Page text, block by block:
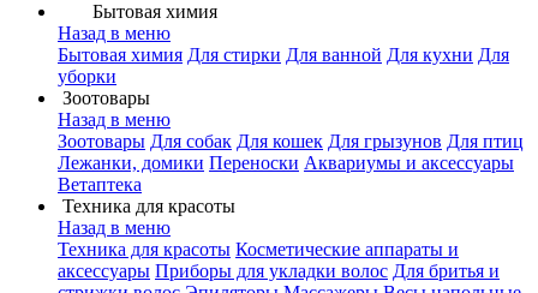
Бытовая химия
Назад в меню
Бытовая химия Для стирки Для ванной Для кухни Для
уборки
Зоотовары
Назад в меню
Зоотовары Для собак Для кошек Для грызунов Для птиц
Лежанки, домики Переноски Аквариумы и аксессуары
Ветаптека
Техника для красоты
Назад в меню
Техника для красоты Косметические аппараты и
аксессуары Приборы для укладки волос Для бритья и